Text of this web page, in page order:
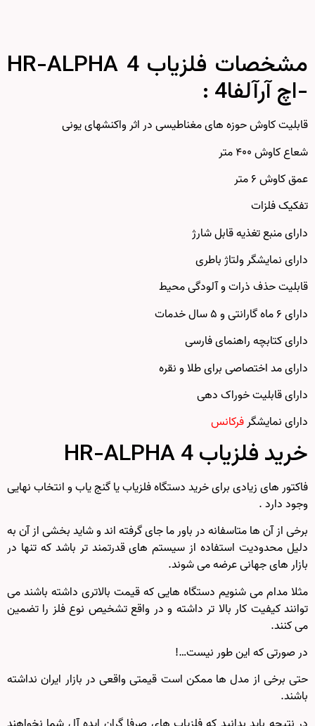
مشخصات فلزیاب HR-ALPHA 4
-اچ آرآلفا4 :
قابلیت کاوش حوزه های مغناطیسی در اثر واکنشهای یونی
شعاع کاوش ۴۰۰ متر
عمق کاوش ۶ متر
تفکیک فلزات
دارای منبع تغذیه قابل شارژ
دارای نمایشگر ولتاژ باطری
قابلیت حذف ذرات و آلودگی محیط
دارای ۶ ماه گارانتی و ۵ سال خدمات
دارای کتابچه راهنمای فارسی
دارای مد اختصاصی برای طلا و نقره
دارای قابلیت خوراک دهی
دارای نمایشگرفرکانس
خرید فلزیاب HR-ALPHA 4
فاکتور های زیادی برای خرید دستگاه فلزیاب یا گنج یاب و انتخاب نهایی
وجود دارد .
برخی از آن ها متاسفانه در باور ما جای گرفته اند و شاید بخشی از آن به
دلیل محدودیت استفاده از سیستم های قدرتمند تر باشد که تنها در
بازار های جهانی عرضه می شوند.
مثلا مدام می شنویم دستگاه هایی که قیمت بالاتری داشته باشند می
توانند کیفیت کار بالا تر داشته و در واقع تشخیص نوع فلز را تضمین
می کنند.
در صورتی که این طور نیست…!
حتی برخی از مدل ها ممکن است قیمتی واقعی در بازار ایران نداشته
باشند.